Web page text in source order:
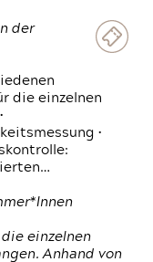
der
die einzelnen
•
einzelnen
Anhand von